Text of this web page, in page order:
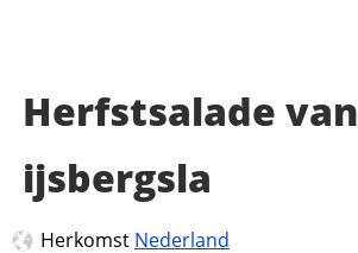
Herfstsalade van
ijsbergsla
Herkomst Nederland